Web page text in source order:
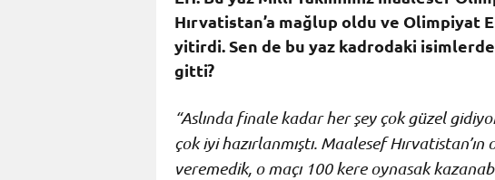
Hırvatistan’a mağlup oldu ve Olimpiyat
yitirdi. Sen de bu yaz kadrodaki
gitti?
“Aslında finale kadar her şey çok güzel
çok iyi hazırlanmıştı. Maalesef
veremedik, o maçı 100 kere oynasak